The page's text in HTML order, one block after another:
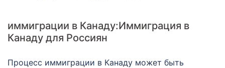
иммиграции в Канаду:Иммиграция в
Канаду для Россиян
Процесс иммиграции в Канаду может быть